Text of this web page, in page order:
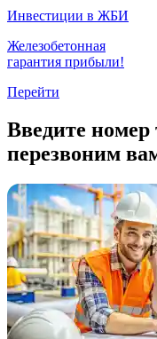
Инвестиции в ЖБИ
Железобетонная
гарантия прибыли!
Перейти
Введите
перезвоним